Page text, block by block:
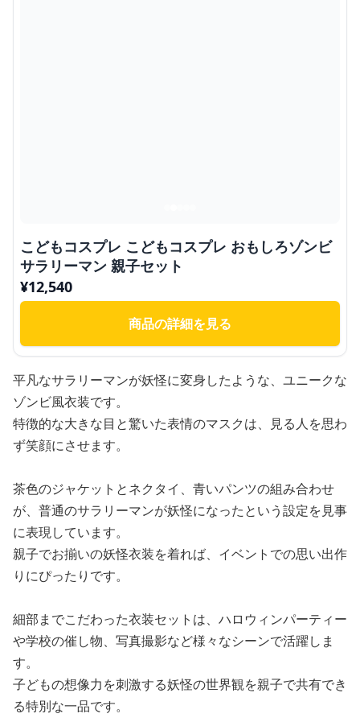
こどもコスプレ こどもコスプレ おもしろゾンビ
サラリーマン 親子セット
¥12,540
商品の詳細を見る
平凡なサラリーマンが妖怪に変身したような、ユニークな
ゾンビ風衣装です。
特徴的な大きな目と驚いた表情のマスクは、見る人を思わ
ず笑顔にさせます。
茶色のジャケットとネクタイ、青いパンツの組み合わせ
が、普通のサラリーマンが妖怪になったという設定を見事
に表現しています。
親子でお揃いの妖怪衣装を着れば、イベントでの思い出作
りにぴったりです。
細部までこだわった衣装セットは、ハロウィンパーティー
や学校の催し物、写真撮影など様々なシーンで活躍しま
す。
子どもの想像力を刺激する妖怪の世界観を親子で共有でき
る特別な一品です。